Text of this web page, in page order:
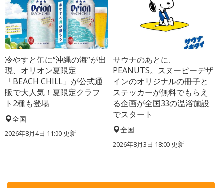
冷やすと缶に“沖縄の海”が出
現、オリオン夏限定
「BEACH CHILL」が公式通
販で大人気！夏限定クラフ
ト2種も登場
全国
2026年8月4日 11:00更新
サウナのあとに、
PEANUTS。スヌーピーデザ
インのオリジナルの冊子と
ステッカーが無料でもらえ
る企画が全国33の温浴施設
でスタート
全国
2026年8月3日 18:00更新